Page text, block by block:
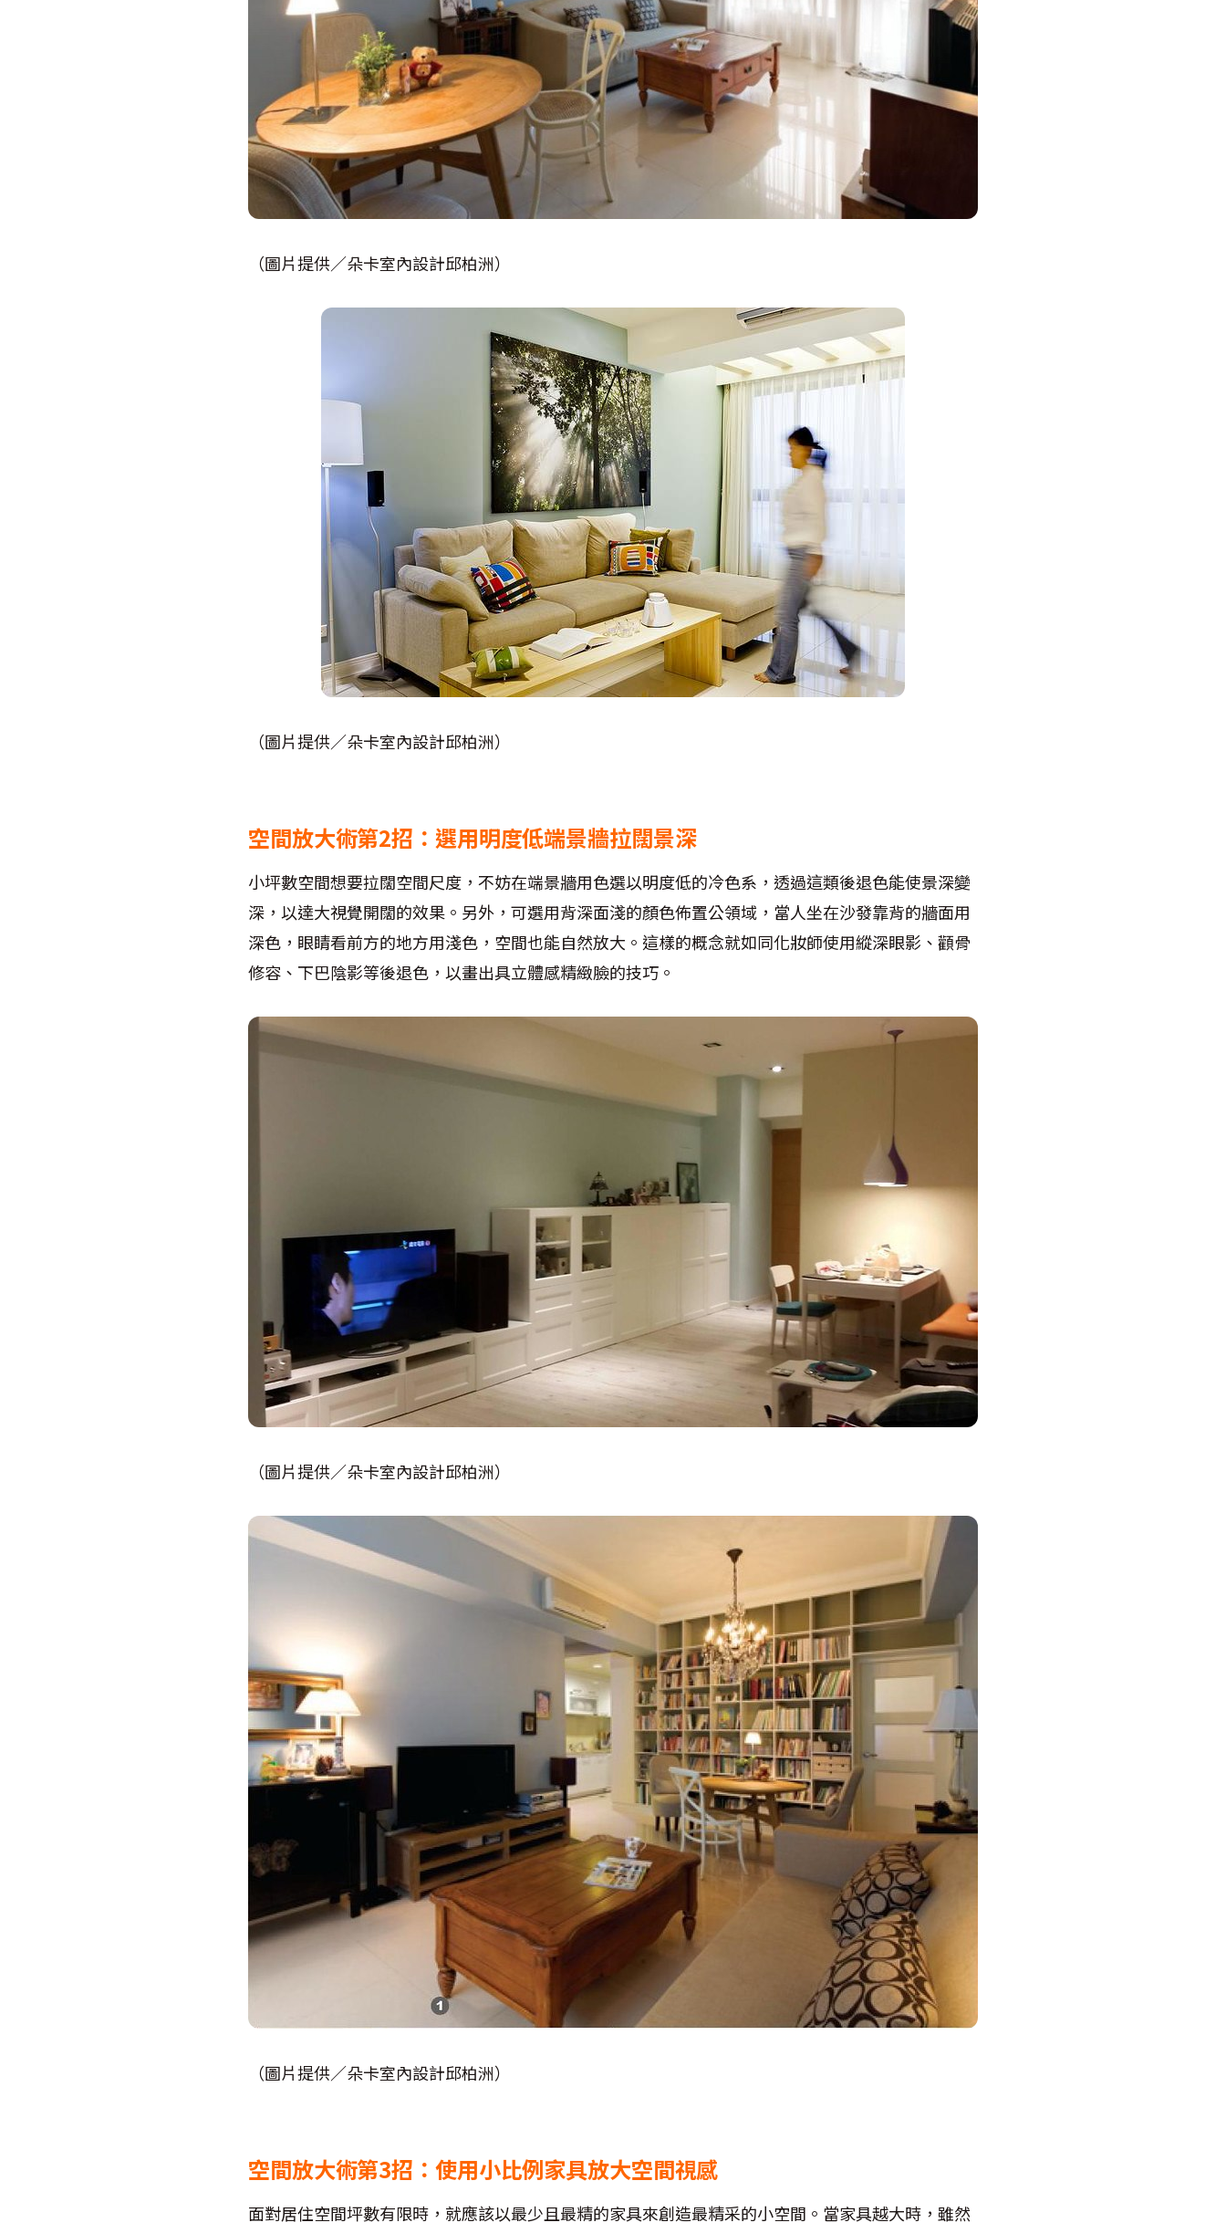
（圖片提供／朵卡室內設計邱柏洲）
（圖片提供／朵卡室內設計邱柏洲）
空間放大術第2招：選用明度低端景牆拉闊景深
小坪數空間想要拉闊空間尺度，不妨在端景牆用色選以明度低的冷色系，透過這類後退色能使景深變
深，以達大視覺開闊的效果。另外，可選用背深面淺的顏色佈置公領域，當人坐在沙發靠背的牆面用
深色，眼睛看前方的地方用淺色，空間也能自然放大。這樣的概念就如同化妝師使用縱深眼影、顴骨
修容、下巴陰影等後退色，以畫出具立體感精緻臉的技巧。
（圖片提供／朵卡室內設計邱柏洲）
（圖片提供／朵卡室內設計邱柏洲）
空間放大術第3招：使用小比例家具放大空間視感
面對居住空間坪數有限時，就應該以最少且最精的家具來創造最精采的小空間。當家具越大時，雖然